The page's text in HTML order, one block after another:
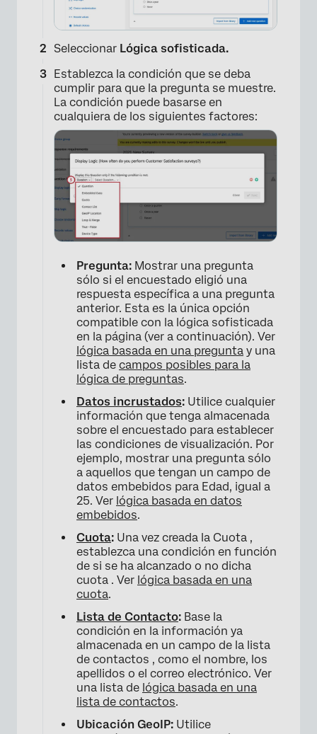
×
Seleccionar Lógica sofisticada.
Establezca la condición que se deba
cumplir para que la pregunta se muestre.
La condición puede basarse en
cualquiera de los siguientes factores:
Pregunta: Mostrar una pregunta
sólo si el encuestado eligió una
respuesta específica a una pregunta
anterior. Esta es la única opción
compatible con la lógica sofisticada
en la página (ver a continuación). Ver
lógica basada en una pregunta y una
lista de campos posibles para la
lógica de preguntas.
Datos incrustados: Utilice cualquier
información que tenga almacenada
sobre el encuestado para establecer
las condiciones de visualización. Por
ejemplo, mostrar una pregunta sólo
a aquellos que tengan un campo de
datos embebidos para Edad, igual a
25. Ver lógica basada en datos
embebidos.
Cuota: Una vez creada la Cuota ,
establezca una condición en función
de si se ha alcanzado o no dicha
cuota . Ver lógica basada en una
cuota.
Lista de Contacto: Base la
condición en la información ya
almacenada en un campo de la lista
de contactos , como el nombre, los
apellidos o el correo electrónico. Ver
una lista de lógica basada en una
lista de contactos.
Ubicación GeoIP: Utilice